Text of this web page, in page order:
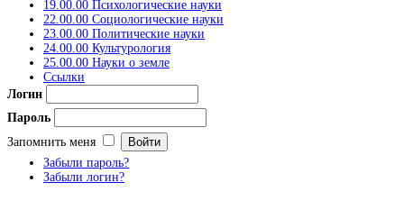
19.00.00 Психологические науки
22.00.00 Социологические науки
23.00.00 Политические науки
24.00.00 Культурология
25.00.00 Науки о земле
Ссылки
Логин
Пароль
Запомнить меня
Забыли пароль?
Забыли логин?